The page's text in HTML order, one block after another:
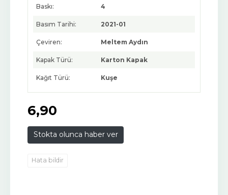
Baskı: 4
Basım Tarihi: 2021-01
Çeviren: Meltem Aydın
Kapak Türü: Karton Kapak
Kağıt Türü: Kuşe
6,90
Stokta olunca haber ver
Hata bildir